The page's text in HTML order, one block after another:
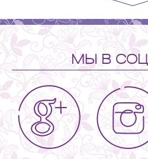
МЫ В